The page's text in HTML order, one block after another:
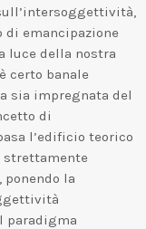
emancipazione
luce della nostra
certo banale
sia impregnata del
di
l’edificio teorico
strettamente
la
paradigma